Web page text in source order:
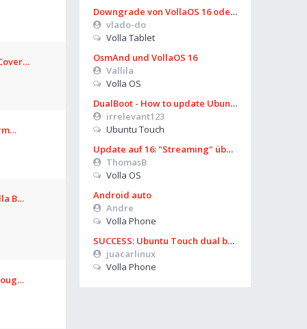
Downgrade von VollaOS 16 oder Formatierung von Userdata (aus UT)
vlado-do
Volla Tablet
OsmAnd und VollaOS 16
Vallila
Volla OS
DualBoot - How to update Ubuntu
irrelevant123
Ubuntu Touch
Update auf 16: "Streaming" über Mobilfunk geht nicht mehr
ThomasB
Volla OS
Android auto
Andre
Volla Phone
SUCCESS: Ubuntu Touch dual boot works again on Volla OS 16 (Boot Manager)
juacarlinux
Volla Phone
B…